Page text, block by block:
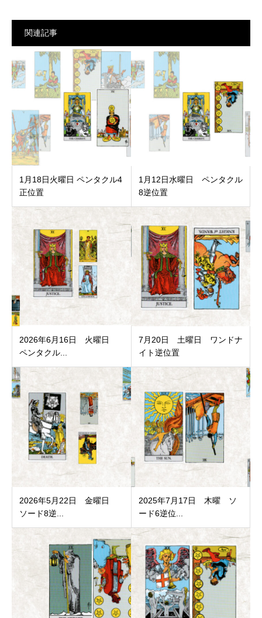
関連記事
1月18日火曜日 ペンタクル4
正位置
1月12日水曜日 ペンタクル
8逆位置
2026年6月16日 火曜日
ペンタクル...
7月20日 土曜日 ワンドナ
イト逆位置
2026年5月22日 金曜日
ソード8逆...
2025年7月17日 木曜 ソ
ード6逆位...